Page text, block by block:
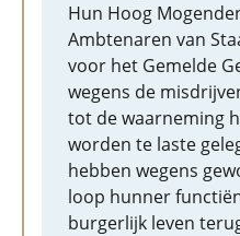
Hun Hoog
Ambtenaren van
voor het Gemelde
wegens de
tot de waarneming
worden te laste
hebben wegens
loop hunner
burgerlijk leven